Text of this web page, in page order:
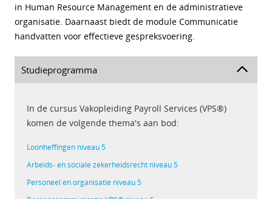
in Human Resource Management en de administratieve
organisatie. Daarnaast biedt de module Communicatie
handvatten voor effectieve gespreksvoering.
Studieprogramma
In de cursus Vakopleiding Payroll Services (VPS®)
komen de volgende thema's aan bod:
Loonheffingen niveau 5
Arbeids- en sociale zekerheidsrecht niveau 5
Personeel en organisatie niveau 5